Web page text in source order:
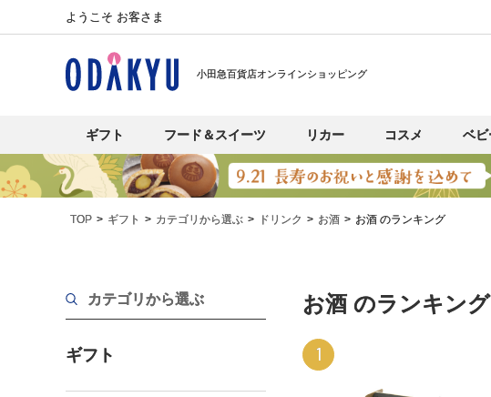
ようこそ お客さま
小田急百貨店オンラインショッピング
ギフト フード＆スイーツ リカー コスメ ベビ
TOP ギフト カテゴリから選ぶ ドリンク お酒 お酒 のランキング
カテゴリから選ぶ
ギフト
お酒 のランキング
1